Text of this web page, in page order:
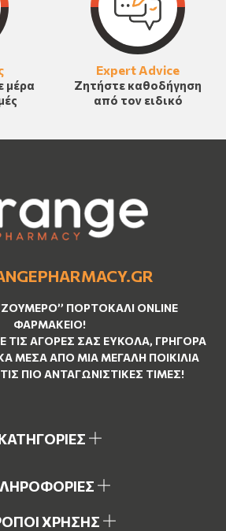
μέρα
Expert Advice
Ζητήστε καθοδήγηση
από τον ειδικό
ΖΟΥΜΕΡΌ’’ ΠΟΡΤΟΚΑΛΊ ΟNLINE
ΦΑΡΜΑΚΕΊΟ!
ΤΙΣ ΑΓΟΡΈΣ ΣΑΣ ΕΎΚΟΛΑ, ΓΡΉΓΟΡΑ
ΜΈΣΑ ΑΠΌ ΜΙΑ ΜΕΓΆΛΗ ΠΟΙΚΙΛΊΑ
ΠΙΟ ΑΝΤΑΓΩΝΙΣΤΙΚΈΣ ΤΙΜΈΣ!
ΧΡΗΣΗΣ